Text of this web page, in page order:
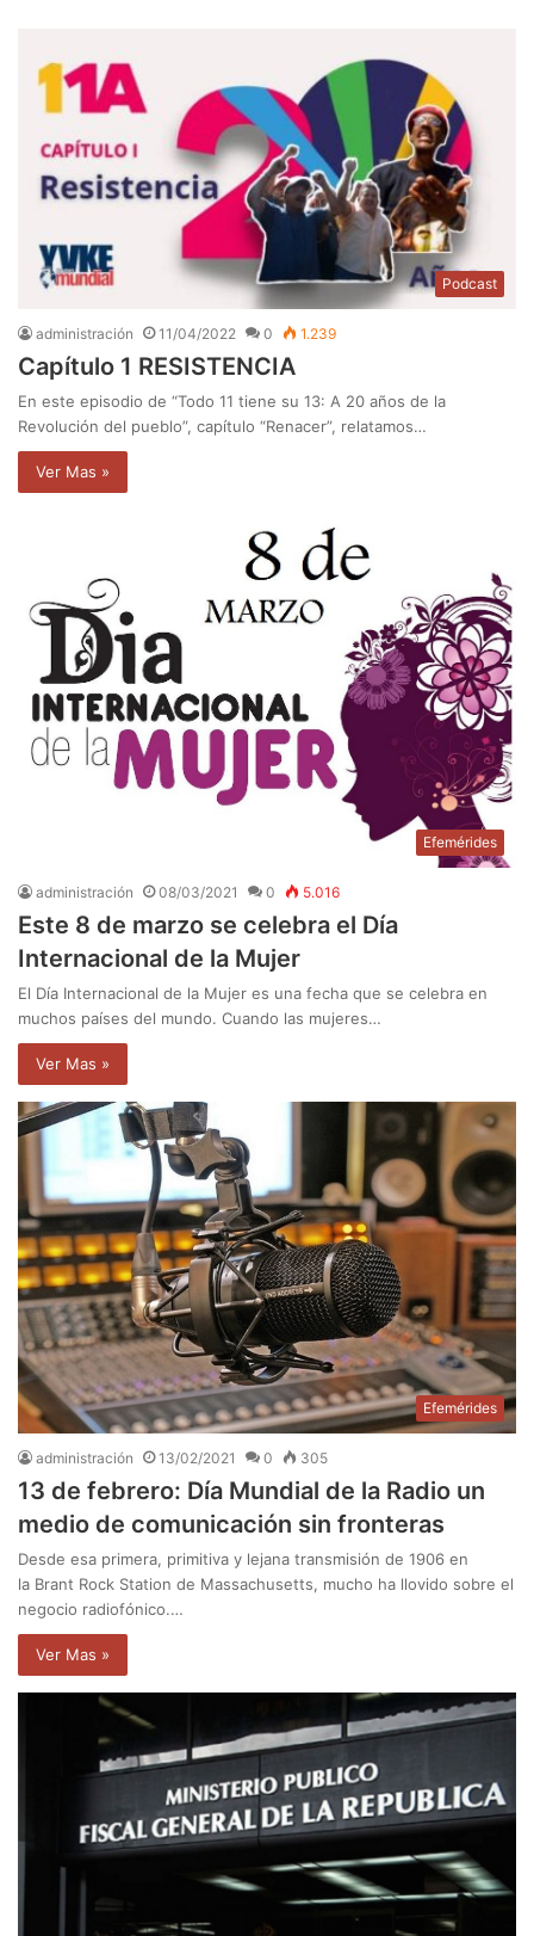
i
e
Podcast
administración 11/04/2022 0 1.239
Capítulo 1 RESISTENCIA
En este episodio de “Todo 11 tiene su 13: A 20 años de la
Revolución del pueblo”, capítulo “Renacer”, relatamos…
Ver Mas »
Efemérides
administración 08/03/2021 0 5.016
Este 8 de marzo se celebra el Día
Internacional de la Mujer
El Día Internacional de la Mujer es una fecha que se celebra en
muchos países del mundo. Cuando las mujeres…
Ver Mas »
Efemérides
administración 13/02/2021 0 305
13 de febrero: Día Mundial de la Radio un
medio de comunicación sin fronteras
Desde esa primera, primitiva y lejana transmisión de 1906 en
la Brant Rock Station de Massachusetts, mucho ha llovido sobre el
negocio radiofónico.…
Ver Mas »